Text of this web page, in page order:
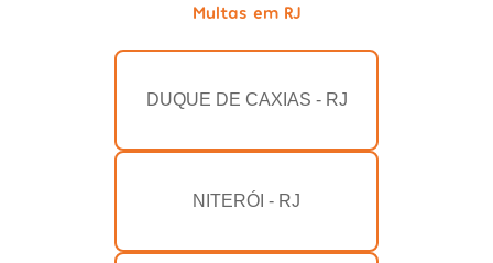
Multas em RJ
DUQUE DE CAXIAS - RJ
NITERÓI - RJ